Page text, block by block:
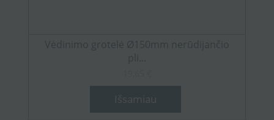
Vėdinimo grotelė Ø150mm nerūdijančio
pli...
Išsamiau